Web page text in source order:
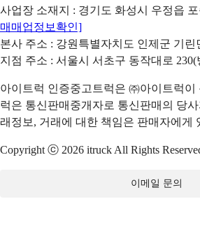
사업장 소재지 : 경기도 화성시 우정읍
매매업정보확인]
본사 주소 : 강원특별자치도 인제군 기린
지점 주소 : 서울시 서초구 동작대로
아이트럭 인증중고트럭은 ㈜아이트럭이
럭은 통신판매중개자로 통신판매의 당
래정보, 거래에 대한 책임은 판매자에게
Copyright ⓒ 2026 itruck All Rights
이메일 문의